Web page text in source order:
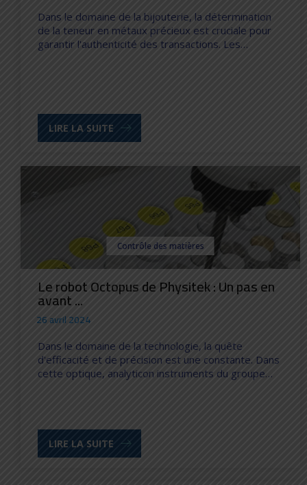
Dans le domaine de la bijouterie, la détermination
de la teneur en métaux précieux est cruciale pour
garantir l'authenticité des transactions. Les…
LIRE LA SUITE
Contrôle des matières
Le robot Octopus de Physitek : Un pas en
avant ...
26 avril 2024
Dans le domaine de la technologie, la quête
d'efficacité et de précision est une constante. Dans
cette optique, analyticon instruments du groupe…
LIRE LA SUITE